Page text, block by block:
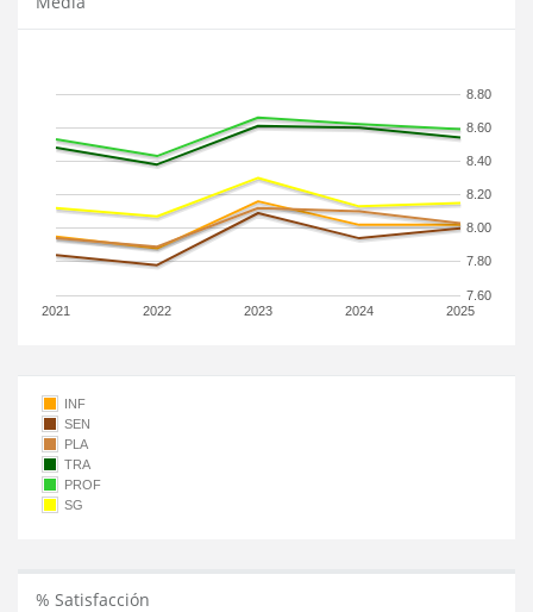
2021 2022 2023 2024 2025
7.60
7.80
8.00
8.20
8.40
8.60
8.80
INF
SEN
PLA
TRA
PROF
SG
% Satisfacción